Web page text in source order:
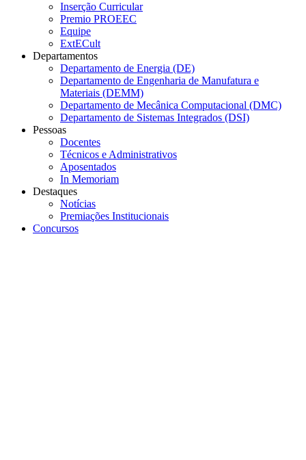
Inserção Curricular
Premio PROEEC
Equipe
ExtECult
Departamentos
Departamento de Energia (DE)
Departamento de Engenharia de Manufatura e
Materiais (DEMM)
Departamento de Mecânica Computacional (DMC)
Departamento de Sistemas Integrados (DSI)
Pessoas
Docentes
Técnicos e Administrativos
Aposentados
In Memoriam
Destaques
Notícias
Premiações Institucionais
Concursos